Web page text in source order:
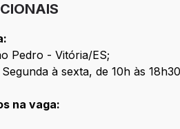
Pedro - Vitória/ES;
à sexta, de 10h às
na vaga: